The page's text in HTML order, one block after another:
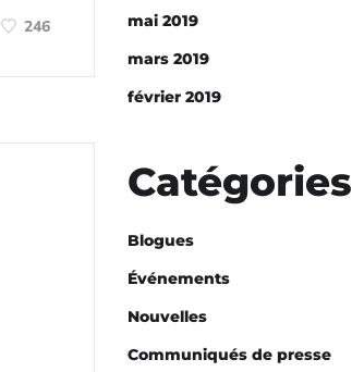
246
mai 2019
mars 2019
février 2019
Catégories
Blogues
Événements
Nouvelles
Communiqués de presse